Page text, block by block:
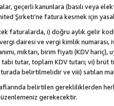
geçerli kanunlara (basılı veya
Şirketi’ne fatura kesmek için
faturalarda, i) doğru aylık gelir
dairesi ve vergi kimlik
miktarı, birim fiyatı (KDV
tutar, toplam KDV tutarı; vi) brüt
belirtilmelidir ve viii) satılan
belirtilen gerekliliklerden
gerekecektir.